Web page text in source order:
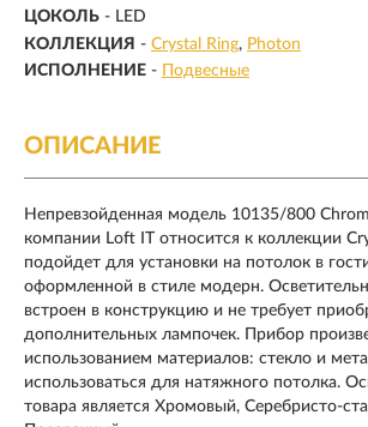
ЦОКОЛЬ - LED
КОЛЛЕКЦИЯ - Crystal Ring
Photon
ИСПОЛНЕНИЕ - Подвесные
ОПИСАНИЕ
Непревзойденная модель 10135/800
компании Loft IT относится к коллекции
подойдет для установки на потолок в
оформленной в стиле модерн.
встроен в конструкцию и не требует
дополнительных лампочек. Прибор
использованием материалов: стекло и
использоваться для натяжного потолка.
товара является Хромовый, Серебристо-